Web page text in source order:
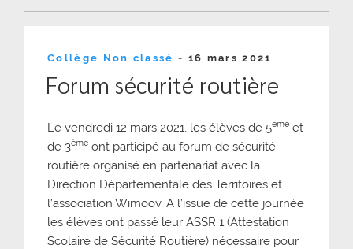
Collège Non classé - Publié
16 mars 2021
Forum sécurité routière
Le vendredi 12 mars 2021, les élèves de 5ème et
de 3ème ont participé au forum de sécurité
routière organisé en partenariat avec la
Direction Départementale des Territoires et
l’association Wimoov. A l’issue de cette journée
les élèves ont passé leur ASSR 1 (Attestation
Scolaire de Sécurité Routière) nécessaire pour